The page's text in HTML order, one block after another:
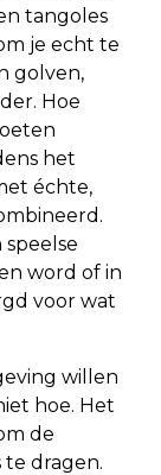
tangoles
je echt te
golven,
Hoe
het
échte,
word of in
voor wat
willen
hoe. Het
de
dragen.